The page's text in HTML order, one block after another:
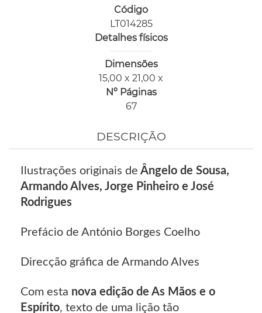
Código
LT014285
Detalhes físicos
Dimensões
15,00 x 21,00 x
Nº Páginas
67
DESCRIÇÃO
Ilustrações originais de Ângelo de Sousa,
Armando Alves, Jorge Pinheiro e José
Rodrigues
Prefácio de António Borges Coelho
Direcção gráfica de Armando Alves
Com esta nova edição de As Mãos e o
Espírito, texto de uma lição tão